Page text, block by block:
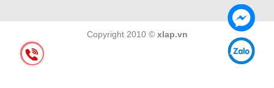
Copyright 2010 © xlap.vn